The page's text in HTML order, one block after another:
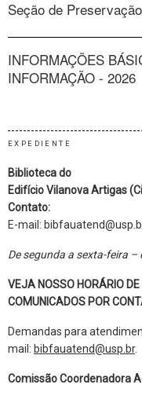
Seção de
INFORMAÇÕES
INFORMAÇÃO - 2026
EXPEDIENTE
Biblioteca do
Edifício Vilanova Artigas
Contato:
E-mail:
De segunda a sexta-feira –
VEJA NOSSO HORÁRIO
COMUNICADOS POR
Demandas para
mail: bibfauatend@usp.br.
Comissão Coordenadora